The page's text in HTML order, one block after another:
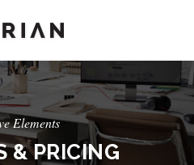
Elements
& PRICING